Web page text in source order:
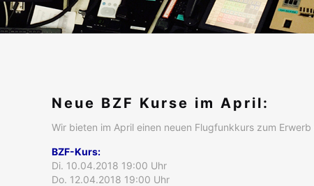
Neue BZF Kurse im April:
Wir bieten im April einen neuen Flugfunkkurs zum
BZF-Kurs:
Di. 10.04.2018 19:00 Uhr
Do. 12.04.2018 19:00 Uhr